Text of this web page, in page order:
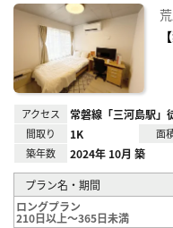
アクセス 常磐線「三河島駅」
間取り 1K 面
築年数 2024年 10月 築
プラン名・期間
ロングプラン
210日以上～365日未満